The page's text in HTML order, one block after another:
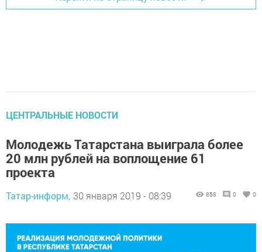
ЦЕНТРАЛЬНЫЕ НОВОСТИ
Молодежь Татарстана выиграла более
20 млн рублей на воплощение 61
проекта
Татар-информ, 30 января 2019 - 08:39 858 0 0